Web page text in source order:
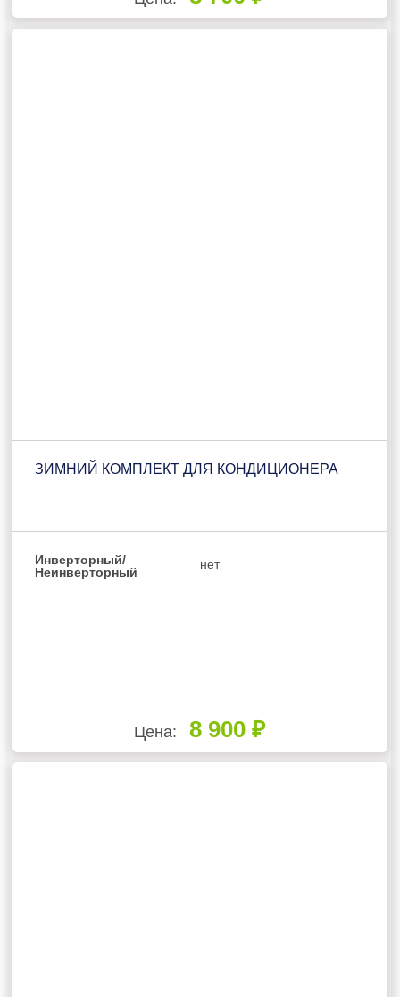
ЗИМНИЙ КОМПЛЕКТ ДЛЯ КОНДИЦИОНЕРА
Инверторный/
Неинверторный
нет
Цена: 8 900 ₽